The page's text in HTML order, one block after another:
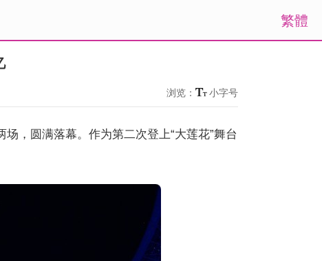
繁體
浏览： 小字号
，圆满落幕。作为第二次登上“大莲花”舞台